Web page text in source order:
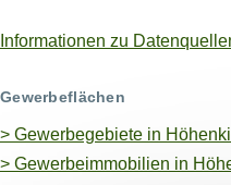
Informationen zu
Gewerbeflächen
> Gewerbegebiete in
> Gewerbeimmobilien in